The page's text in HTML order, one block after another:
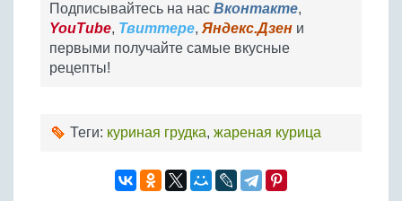
Подписывайтесь на нас Вконтакте,
YouTube, Твиттере, Яндекс.Дзен и
первыми получайте самые вкусные
рецепты!
Теги: куриная грудка, жареная курица